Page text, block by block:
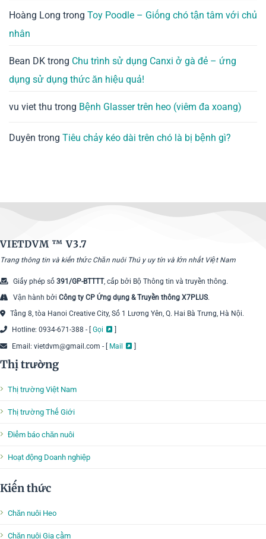
Hoàng Long trong Toy Poodle – Giống chó tận tâm với chủ
nhân
Bean DK trong Chu trình sử dụng Canxi ở gà đẻ – ứng
dụng sử dụng thức ăn hiệu quả!
vu viet thu trong Bệnh Glasser trên heo (viêm đa xoang)
Duyên trong Tiêu chảy kéo dài trên chó là bị bệnh gì?
VIETDVM ™V3.7
Trang thông tin và kiến thức Chăn nuôi Thú y uy tín và lớn nhất Việt Nam
Giấy phép số 391/GP-BTTTT, cấp bởi Bộ Thông tin và truyền thông.
Vận hành bởi Công ty CP Ứng dụng & Truyền thông X7PLUS.
Tầng 8, tòa Hanoi Creative City, Số 1 Lương Yên, Q. Hai Bà Trưng, Hà Nội.
Hotline: 0934-671-388 - [ Gọi
Email: vietdvm@gmail.com - [ Mail ]
Thị trường
Thị trường Việt Nam
Thị trường Thế Giới
Điểm báo chăn nuôi
Hoạt động Doanh nghiệp
Kiến thức
Chăn nuôi Heo
Chăn nuôi Gia cầm